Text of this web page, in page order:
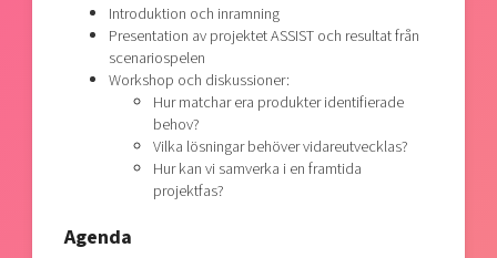
Introduktion och inramning
Presentation av projektet ASSIST och resultat från
scenariospelen
Workshop och diskussioner:
Hur matchar era produkter identifierade
behov?
Vilka lösningar behöver vidareutvecklas?
Hur kan vi samverka i en framtida
projektfas?
Agenda